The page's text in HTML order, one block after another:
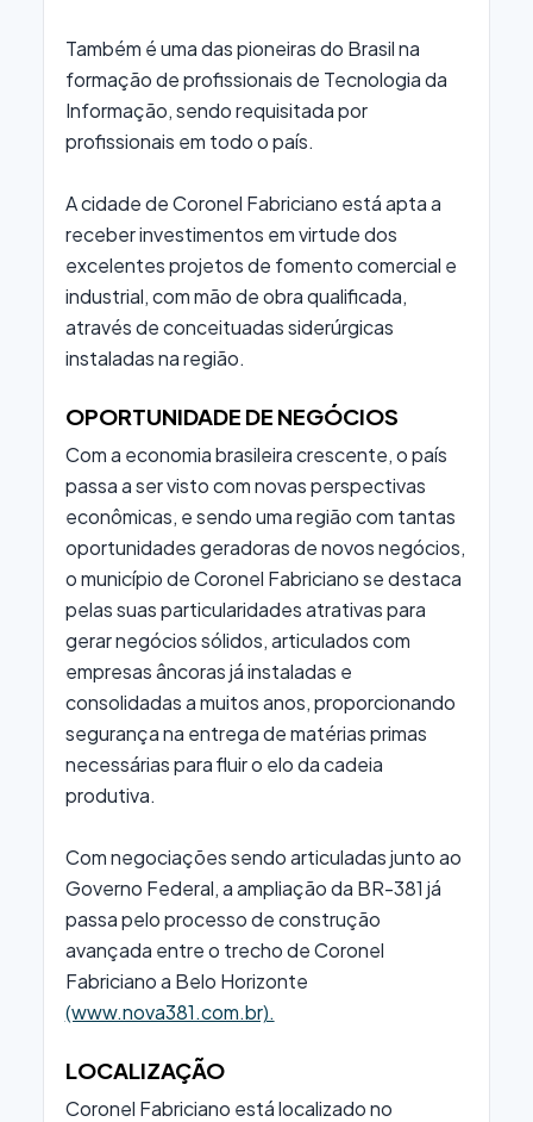
Também é uma das pioneiras do Brasil na
formação de profissionais de Tecnologia da
Informação, sendo requisitada por
profissionais em todo o país.
A cidade de Coronel Fabriciano está apta a
receber investimentos em virtude dos
excelentes projetos de fomento comercial e
industrial, com mão de obra qualificada,
através de conceituadas siderúrgicas
instaladas na região.
OPORTUNIDADE DE NEGÓCIOS
Com a economia brasileira crescente, o país
passa a ser visto com novas perspectivas
econômicas, e sendo uma região com tantas
oportunidades geradoras de novos negócios,
o município de Coronel Fabriciano se destaca
pelas suas particularidades atrativas para
gerar negócios sólidos, articulados com
empresas âncoras já instaladas e
consolidadas a muitos anos, proporcionando
segurança na entrega de matérias primas
necessárias para fluir o elo da cadeia
produtiva.
Com negociações sendo articuladas junto ao
Governo Federal, a ampliação da BR-381 já
passa pelo processo de construção
avançada entre o trecho de Coronel
Fabriciano a Belo Horizonte
(www.nova381.com.br).
LOCALIZAÇÃO
Coronel Fabriciano está localizado no